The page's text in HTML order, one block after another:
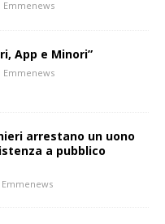
Emmenews
App e Minori”
Emmenews
arrestano un uono
a pubblico
Emmenews